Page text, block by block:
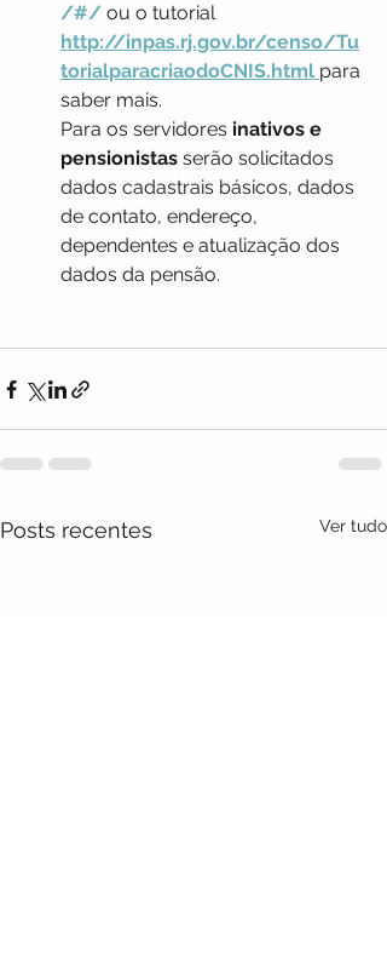
/#/ ou o tutorial
http://inpas.rj.gov.br/censo/Tu
torialparacriaodoCNIS.html para
saber mais.
Para os servidores inativos e
pensionistas serão solicitados
dados cadastrais básicos, dados
de contato, endereço,
dependentes e atualização dos
dados da pensão.
Posts recentes Ver tudo